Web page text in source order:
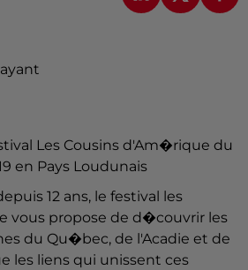
Les Cousins d'Am�rique du
en Pays Loudunais
12 ans, le festival les
vous propose de d�couvrir les
du Qu�bec, de l'Acadie et de
les liens qui unissent ces